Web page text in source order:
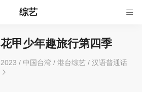
综艺
花甲少年趣旅行第四季
2023 / 中国台湾 / 港台综艺/ 汉语普通话